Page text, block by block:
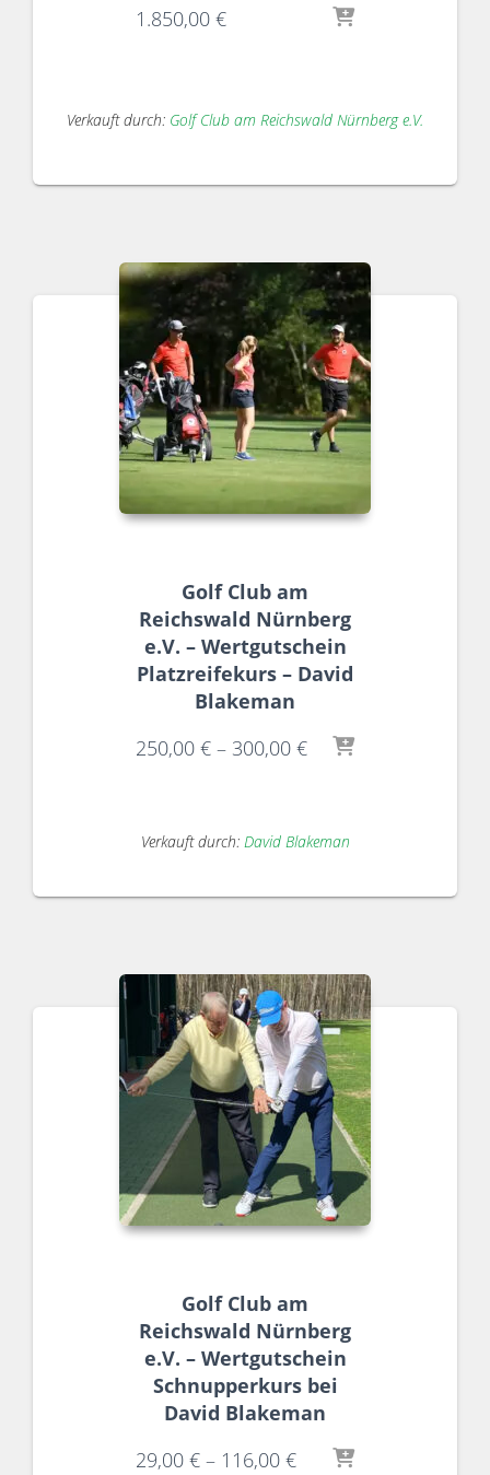
1.850,00 €
Verkauft durch: Golf Club am Reichswald Nürnberg e.V.
Golf Club am
Reichswald Nürnberg
e.V. – Wertgutschein
Platzreifekurs – David
Blakeman
250,00 € – 300,00 €
Verkauft durch: David Blakeman
Golf Club am
Reichswald Nürnberg
e.V. – Wertgutschein
Schnupperkurs bei
David Blakeman
29,00 € – 116,00 €